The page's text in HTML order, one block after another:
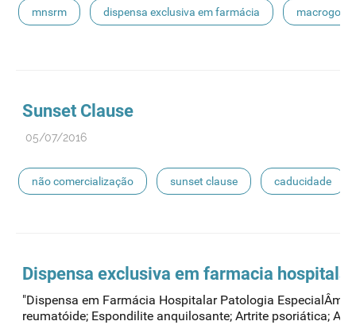
mnsrm dispensa exclusiva em farmácia macrogol
picetoprofeno
floroglucinol e simeticone cianocobalamida
Sunset Clause
05/07/2016
não comercialização sunset clause caducidade
Dispensa exclusiva em farmacia hospitalar
"Dispensa em Farmácia Hospitalar Patologia
reumatóide; Espondilite anquilosante; Artrite psoriática;